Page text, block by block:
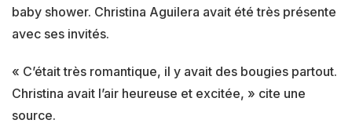
baby shower. Christina Aguilera avait été très présente
avec ses invités.
« C’était très romantique, il y avait des bougies partout.
Christina avait l’air heureuse et excitée, » cite une
source.